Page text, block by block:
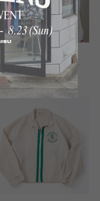
【美品】50s special
souvenir jacket vintage
U.S. military satin fabric
blouson reversible made in
JAPAN about size42(ML) /
50年代 ヴィンテージ スカジ
ャン スーベニア ジャケット
リバーシブル サテン素材 ア
メリカ軍 ミリタリー 日本
駐留 ビッグサイズ 実寸42
ML程度 希少 ジャンパー
T.T.S ジップ 激レア
¥198,000